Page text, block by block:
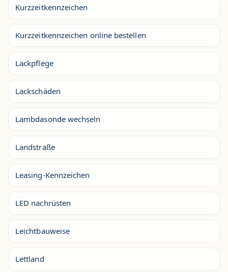
Kurzzeitkennzeichen
Kurzzeitkennzeichen online bestellen
Lackpflege
Lackschäden
Lambdasonde wechseln
Landstraße
Leasing-Kennzeichen
LED nachrüsten
Leichtbauweise
Lettland